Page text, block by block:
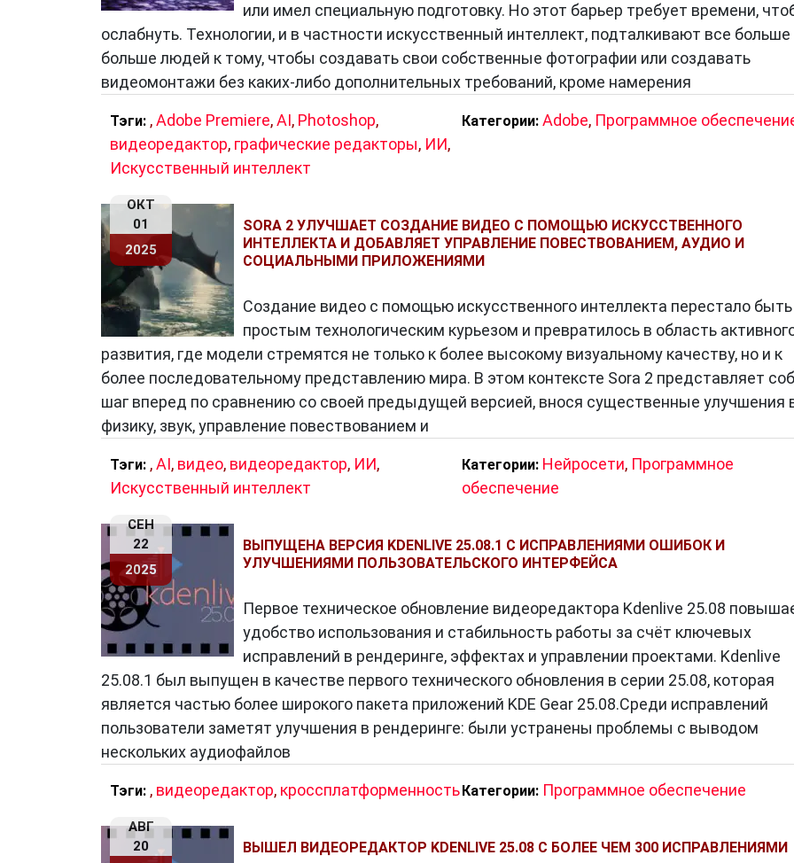
или имел специальную подготовку. Но этот барьер требует времени,
ослабнуть. Технологии, и в частности искусственный интеллект, подталкивают все больше
больше людей к тому, чтобы создавать свои собственные фотографии или создавать
видеомонтажи без каких-либо дополнительных требований, кроме намерения
Тэги: ,Adobe Premiere,AI, Photoshop,
видеоредактор, графические редакторы, ИИ,
Искусственный интеллект
Категории: Adobe, Программное
ОКТ
01
2025
SORA 2 УЛУЧШАЕТ СОЗДАНИЕ ВИДЕО С ПОМОЩЬЮ ИСКУССТВЕННОГО
ИНТЕЛЛЕКТА И ДОБАВЛЯЕТ УПРАВЛЕНИЕ ПОВЕСТВОВАНИЕМ, АУДИО И
СОЦИАЛЬНЫМИ ПРИЛОЖЕНИЯМИ
Создание видео с помощью искусственного интеллекта перестало быть
простым технологическим курьезом и превратилось в область
развития, где модели стремятся не только к более высокому визуальному качеству, но и к
более последовательному представлению мира. В этом контексте Sora 2 представляет
шаг вперед по сравнению со своей предыдущей версией, внося существенные улучшения
физику, звук, управление повествованием и
Тэги: ,AI, видео, видеоредактор, ИИ,
Искусственный интеллект
Категории: Нейросети, Программное
обеспечение
СЕН
22
2025
ВЫПУЩЕНА ВЕРСИЯ KDENLIVE 25.08.1 С ИСПРАВЛЕНИЯМИ ОШИБОК И
УЛУЧШЕНИЯМИ ПОЛЬЗОВАТЕЛЬСКОГО ИНТЕРФЕЙСА
Первое техническое обновление видеоредактора Kdenlive 25.08
удобство использования и стабильность работы за счёт ключевых
исправлений в рендеринге, эффектах и управлении проектами. Kdenlive
25.08.1 был выпущен в качестве первого технического обновления в серии 25.08, которая
является частью более широкого пакета приложений KDE Gear 25.08.Среди исправлений
пользователи заметят улучшения в рендеринге: были устранены проблемы с выводом
нескольких аудиофайлов
Тэги: , видеоредактор, кроссплатформенностьКатегории: Программное обеспечение
АВГ
20
ВЫШЕЛ ВИДЕОРЕДАКТОР KDENLIVE 25.08 С БОЛЕЕ ЧЕМ 300 ИСПРАВЛЕНИЯМИ